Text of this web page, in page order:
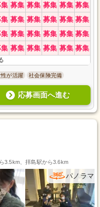
募集 募集 募集 募集 募集
募集 募集 募集 募集 募集
募集 募集 募集 募集 募集
募集 募集 募集 募集 募集
性が活躍 社会保険完備
応募画面へ進む
3.5km、拝島駅から3.6km
パノラマ